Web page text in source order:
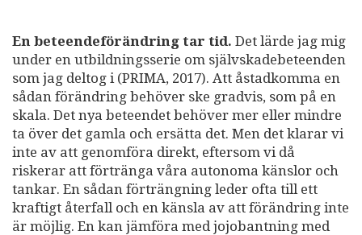
En beteendeförändring tar tid. Det lärde jag mig
under en utbildningsserie om självskadebeteenden
som jag deltog i (PRIMA, 2017). Att åstadkomma en
sådan förändring behöver ske gradvis, som på en
skala. Det nya beteendet behöver mer eller mindre
ta över det gamla och ersätta det. Men det klarar vi
inte av att genomföra direkt, eftersom vi då
riskerar att förtränga våra autonoma känslor och
tankar. En sådan förträngning leder ofta till ett
kraftigt återfall och en känsla av att förändring inte
är möjlig. En kan jämföra med jojobantning med